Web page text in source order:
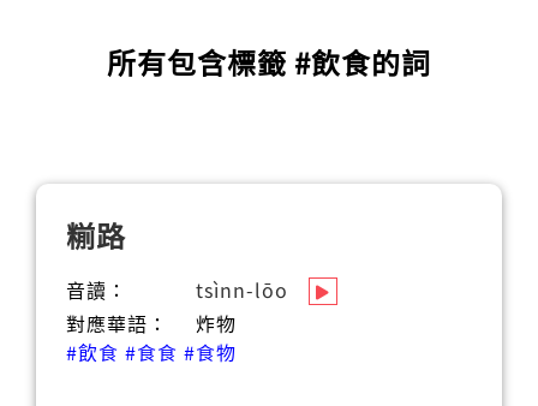
所有包含標籤 #飲食的詞
糋路
音讀：
tsìnn-lōo
對應華語：
炸物
#飲食 #食食 #食物